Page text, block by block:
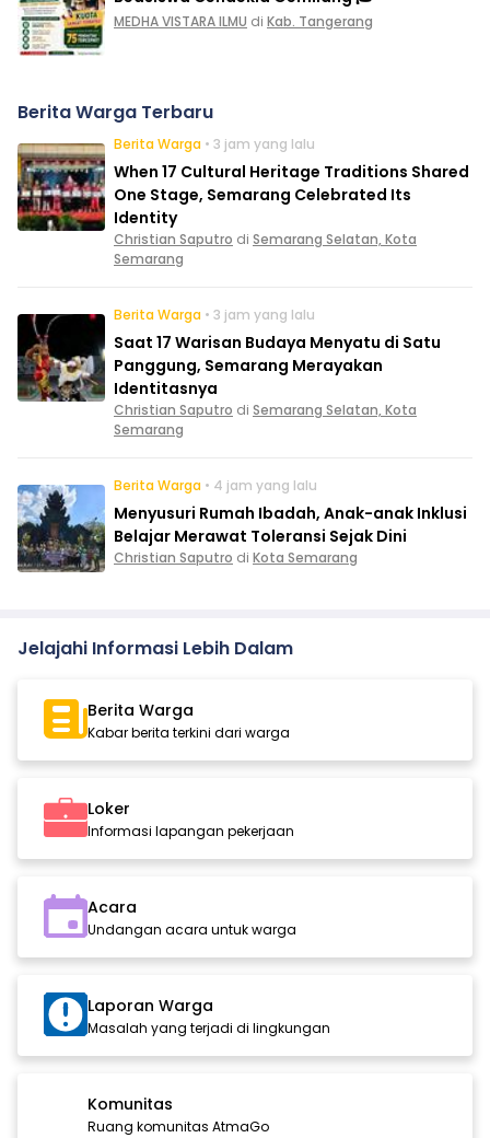
MEDHA VISTARA ILMU di Kab. Tangerang
Berita Warga Terbaru
Berita Warga • 3 jam yang lalu
When 17 Cultural Heritage Traditions Shared
One Stage, Semarang Celebrated Its
Identity
Christian Saputro di Semarang Selatan, Kota
Semarang
Berita Warga • 3 jam yang lalu
Saat 17 Warisan Budaya Menyatu di Satu
Panggung, Semarang Merayakan
Identitasnya
Christian Saputro di Semarang Selatan, Kota
Semarang
Berita Warga • 4 jam yang lalu
Menyusuri Rumah Ibadah, Anak-anak Inklusi
Belajar Merawat Toleransi Sejak Dini
Christian Saputro di Kota Semarang
Jelajahi Informasi Lebih Dalam
Berita Warga
Kabar berita terkini dari warga
Loker
Informasi lapangan pekerjaan
Acara
Undangan acara untuk warga
Laporan Warga
Masalah yang terjadi di lingkungan
Komunitas
Ruang komunitas AtmaGo